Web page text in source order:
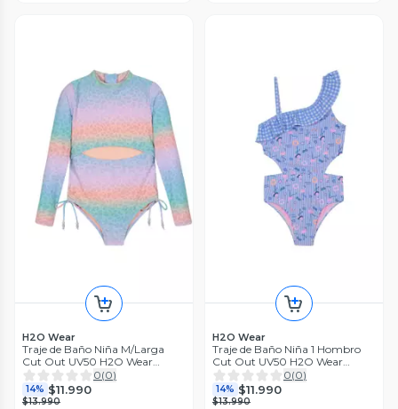
H2O Wear
Traje de Baño Niña M/Larga
Cut Out UV50 H2O Wear
Multicolor
0(0)
14% $11.990
$13.990
H2O Wear
Traje de Baño Niña 1 Hombro
Cut Out UV50 H2O Wear
Celeste
0(0)
14% $11.990
$13.990